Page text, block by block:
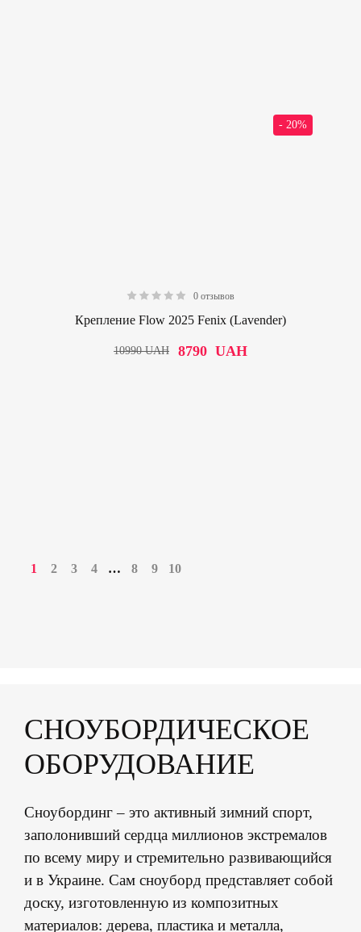
- 20%
0 отзывов
Крепление Flow 2025 Fenix (Lavender)
8790UAH
10990UAH
1 2 3 4 … 8 9 10
СНОУБОРДИЧЕСКОЕ
ОБОРУДОВАНИЕ
Сноубординг – это активный зимний спорт,
заполонивший сердца миллионов экстремалов
по всему миру и стремительно развивающийся
и в Украине. Сам сноуборд представляет собой
доску, изготовленную из композитных
материалов: дерева, пластика и металла,